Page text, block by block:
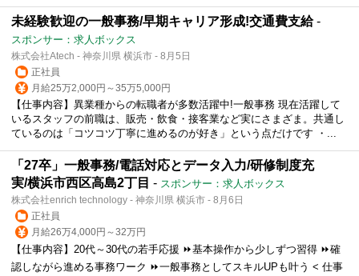
未経験歓迎の一般事務/早期キャリア形成!交通費支給-
スポンサー：求人ボックス
株式会社Atech - 神奈川県 横浜市 - 8月5日
正社員
月給25万2,000円～35万5,000円
【仕事内容】異業種からの転職者が多数活躍中!一般事務 現在活躍して
いるスタッフの前職は、販売・飲食・接客業など実にさまざま。共通し
ているのは「コツコツ丁寧に進めるのが好き」という点だけです ・...
「27卒」一般事務/電話対応とデータ入力/研修制度充
実/横浜市西区高島2丁目 - スポンサー：求人ボックス
株式会社enrich technology - 神奈川県 横浜市 - 8月6日
正社員
月給26万4,000円～32万円
【仕事内容】20代～30代の若手応援 ⏩基本操作から少しずつ習得 ⏩確
認しながら進める事務ワーク ⏩一般事務としてスキルUPも叶う < 仕事